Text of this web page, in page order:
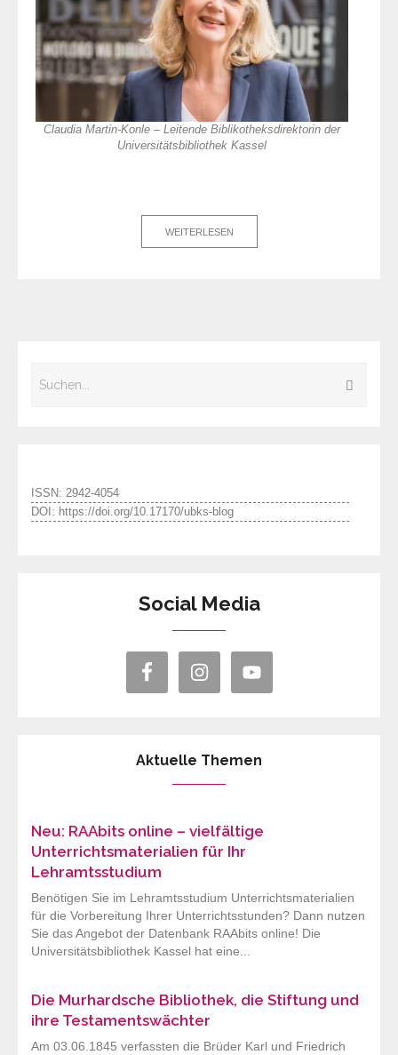
Claudia Martin-Konle – Leitende Biblikotheksdirektorin der
Universitätsbibliothek Kassel
WEITERLESEN
ISSN: 2942-4054
DOI: https://doi.org/10.17170/ubks-blog
Social Media
Aktuelle Themen
Neu: RAAbits online – vielfältige
Unterrichtsmaterialien für Ihr
Lehramtsstudium
Benötigen Sie im Lehramtsstudium Unterrichtsmaterialien
für die Vorbereitung Ihrer Unterrichtsstunden? Dann nutzen
Sie das Angebot der Datenbank RAAbits online! Die
Universitätsbibliothek Kassel hat eine...
Die Murhardsche Bibliothek, die Stiftung und
ihre Testamentswächter
Am 03.06.1845 verfassten die Brüder Karl und Friedrich